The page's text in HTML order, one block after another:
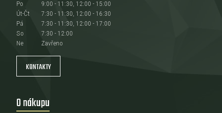
Po
9:00 - 11:30, 12:00 - 15:00
Út-Čt
7:30 - 11:30, 12:00 - 16:30
Pá
7:30 - 11:30, 12:00 - 17:00
So
7:30 - 12:00
Ne
Zavřeno
KONTAKTY
O nákupu